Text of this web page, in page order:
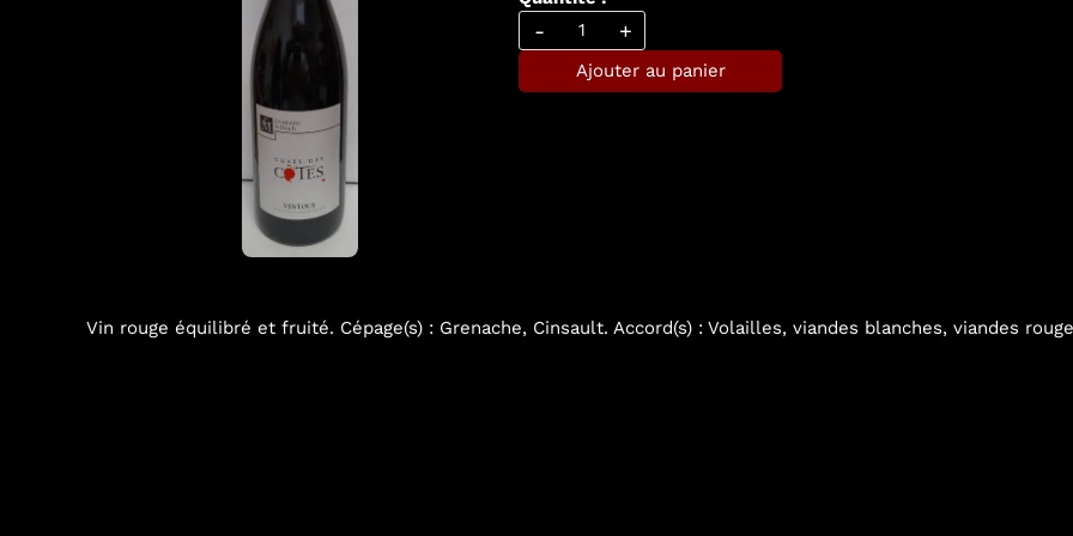
- +
Ajouter au panier
Vin rouge équilibré et fruité. Cépage(s) : Grenache, Cinsault. Accord(s) : Volailles, viandes blanches, viandes